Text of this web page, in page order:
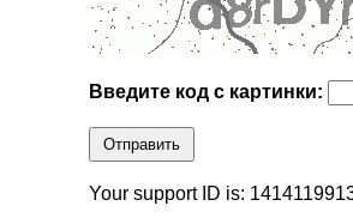
Введите код с картинки:
Отправить
Your support ID is: